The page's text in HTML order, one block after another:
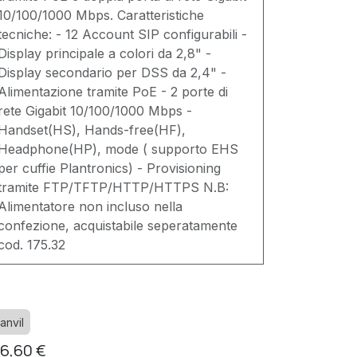
100/1000 Mbps. Caratteristiche
- 12 Account SIP configurabili -
principale a colori da 2,8" -
secondario per DSS da 2,4" -
tramite PoE - 2 porte di
Gigabit 10/100/1000 Mbps -
Hands-free(HF),
mode ( supporto EHS
cuffie Plantronics) - Provisioning
FTP/TFTP/HTTP/HTTPS N.B:
non incluso nella
acquistabile seperatamente
175.32
€